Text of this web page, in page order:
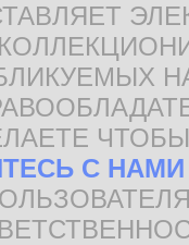
С НАМИ